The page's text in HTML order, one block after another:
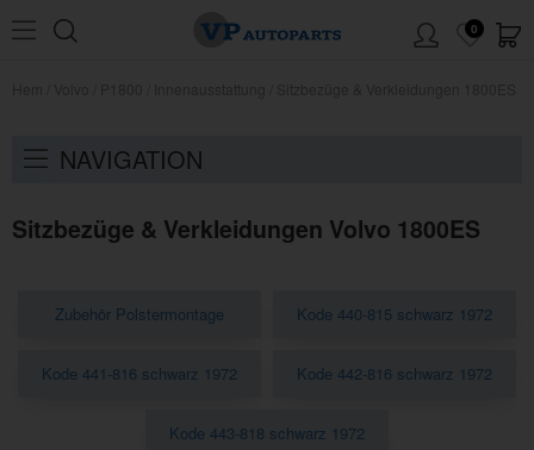
0
NAVIGATION
Sitzbezüge & Verkleidungen Volvo 1800ES
Zubehör Polstermontage Kode 440-815 schwarz 1972
Kode 441-816 schwarz 1972 Kode 442-816 schwarz 1972
Kode 443-818 schwarz 1972